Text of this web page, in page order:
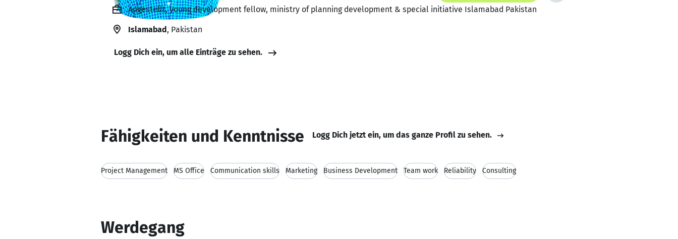
Angestellt, young development fellow, ministry of planning development & special initiative Islamabad Pakistan
Islamabad, Pakistan
Logg Dich ein, um alle Einträge zu sehen.
Fähigkeiten und Kenntnisse Logg Dich jetzt ein, um das ganze Profil zu sehen.
Project Management MS Office Communication skills Marketing Business Development Team work Reliability Consulting
Werdegang